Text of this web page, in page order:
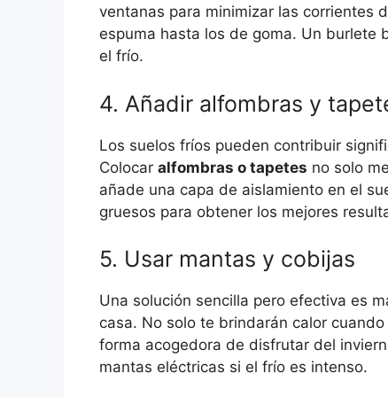
ventanas para minimizar las corrientes
espuma hasta los de goma. Un burlete
el frío.
4. Añadir alfombras y
Los suelos fríos pueden contribuir
Colocar alfombras o tapetes no solo
añade una capa de aislamiento en el
gruesos para obtener los mejores
5. Usar mantas y cobijas
Una solución sencilla pero efectiva es
casa. No solo te brindarán calor
forma acogedora de disfrutar del
mantas eléctricas si el frío es intenso.